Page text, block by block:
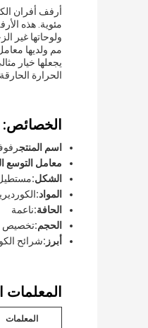
مئوية. هذه
يجعلها خيار
الحرارة
الخصائص:
اسم المنتج
معامل التوسع
الشكل:
المواد:
الحافة:ناعمة
الحجم:تخصيص
أبرز:شرائح
المعلمات
المعلمات